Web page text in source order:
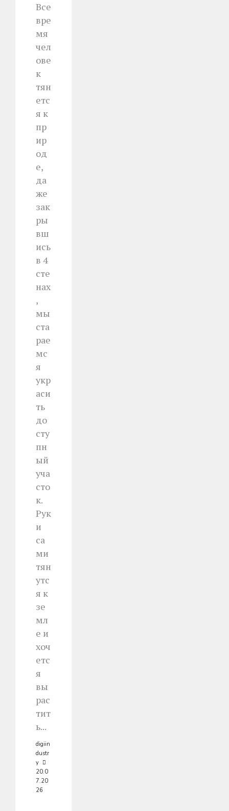
Все
вре
мя
чел
ове
к
тян
етс
я к
пр
ир
од
е,
да
же
зак
ры
вш
ись
в 4
сте
нах
,
мы
ста
рае
мс
я
укр
аси
ть
до
сту
пн
ый
уча
сто
к.
Рук
и
са
ми
тян
утс
я к
зе
мл
е и
хоч
етс
я
вы
рас
тит
ь...
digiin
dustr
y
20.0
7.20
26